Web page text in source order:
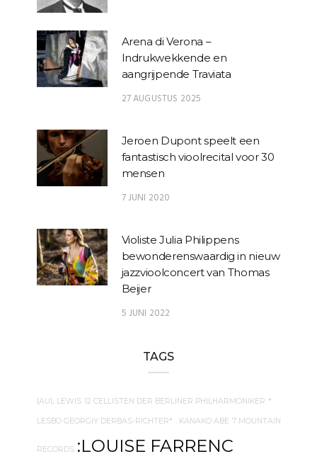
Arena di Verona –
Indrukwekkende en
aangrijpende Traviata
27 AUGUSTUS 2025
Jeroen Dupont speelt een
fantastisch vioolrecital voor 30
mensen
7 JUNI 2020
Violiste Julia Philippens
bewonderenswaardig in nieuw
jazzvioolconcert van Thomas
Beijer
5 JUNI 2022
TAGS
{AUL LEWIS 12 CELLISTEN DER BERLINER PHILHARMONIKER *
LESBO GEORGIY DERBAS-RICHTER* . KANAKO ABE 7 MOUNTAIN
RECORDS :LOUISE FARRENC